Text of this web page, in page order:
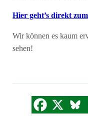
Hier geht’s direkt
Wir können es kaum
sehen!